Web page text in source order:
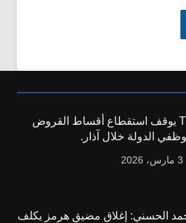
TBI يوقف استقطاع أقساط القروض
الدولة خلال آذار.
3 مارس، 2026
الحسني: إغلاق مضيق هرمز يكلف